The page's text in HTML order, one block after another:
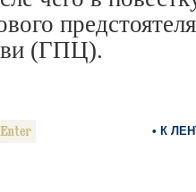
(ГПЦ).
• К